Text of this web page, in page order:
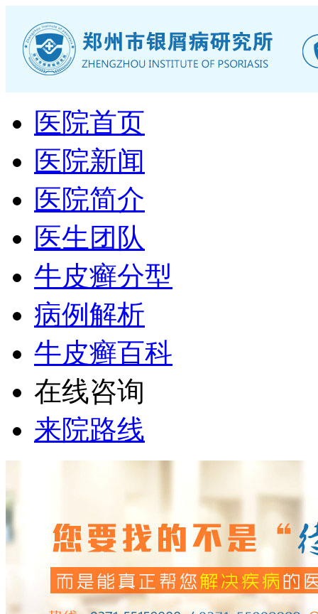
医院首页
医院新闻
医院简介
医生团队
牛皮癣分型
病例解析
牛皮癣百科
在线咨询
来院路线